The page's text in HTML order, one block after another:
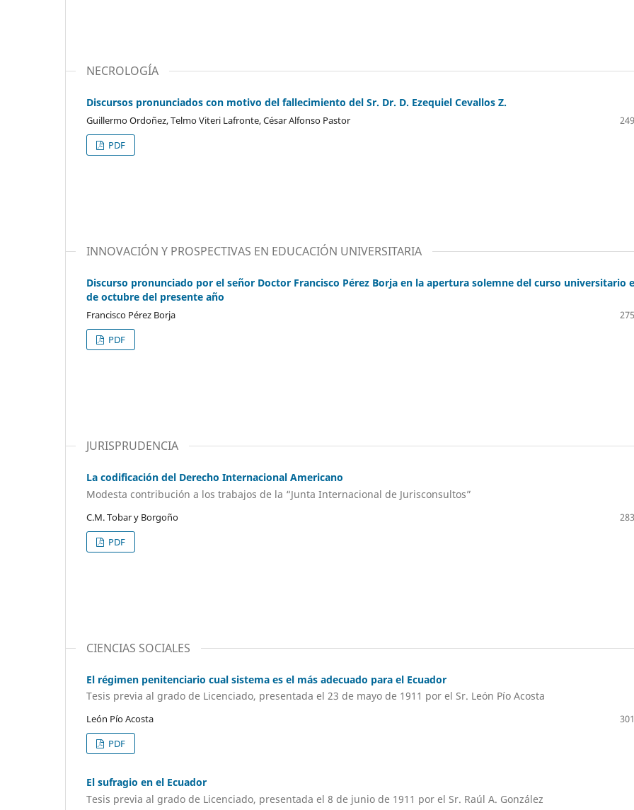
NECROLOGÍA
Discursos pronunciados con motivo del fallecimiento del Sr. Dr. D. Ezequiel Cevallos Z.
Guillermo Ordoñez, Telmo Viteri Lafronte, César Alfonso Pastor
PDF
INNOVACIÓN Y PROSPECTIVAS EN EDUCACIÓN UNIVERSITARIA
Discurso pronunciado por el señor Doctor Francisco Pérez Borja en la apertura solemne del curso universitario
de octubre del presente año
Francisco Pérez Borja
PDF
JURISPRUDENCIA
La codificación del Derecho Internacional Americano
Modesta contribución a los trabajos de la “Junta Internacional de Jurisconsultos”
C.M. Tobar y Borgoño
PDF
CIENCIAS SOCIALES
El régimen penitenciario cual sistema es el más adecuado para el Ecuador
Tesis previa al grado de Licenciado, presentada el 23 de mayo de 1911 por el Sr. León Pío Acosta
León Pío Acosta
PDF
El sufragio en el Ecuador
Tesis previa al grado de Licenciado, presentada el 8 de junio de 1911 por el Sr. Raúl A. González